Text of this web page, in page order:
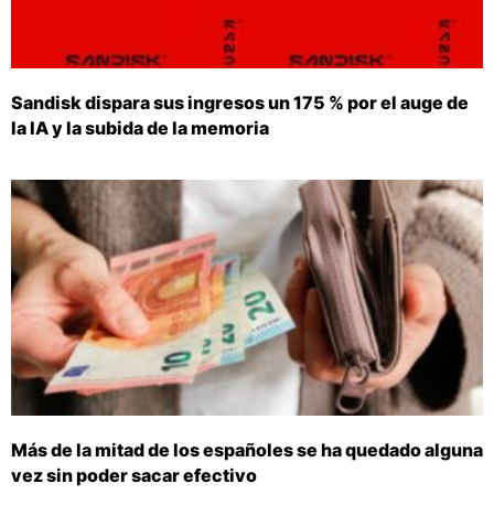
Sandisk dispara sus ingresos un 175 % por el auge de
la IA y la subida de la memoria
Más de la mitad de los españoles se ha quedado alguna
vez sin poder sacar efectivo